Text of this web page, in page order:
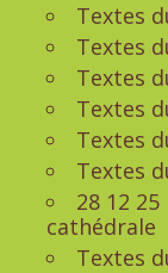
Textes
Textes
Textes
Textes
Textes
Textes
28 12
cathédrale
Textes